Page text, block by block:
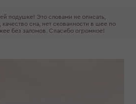
подушке! Это словами не описать,
качество сна, нет скованности в шее по
без заломов. Спасибо огромное!